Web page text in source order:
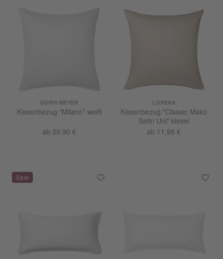
DORIS MEYER
Kissenbezug "Milano" weiß
ab 29,90 €
LORENA
Kissenbezug "Classic Mako
Satin Uni" kiesel
ab 11,95 €